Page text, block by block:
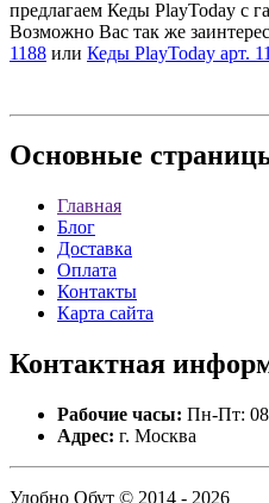
предлагаем Кеды PlayToday с
Возможно Вас так же
1188 или Кеды PlayToday арт.
Основные
Главная
Блог
Доставка
Оплата
Контакты
Карта сайта
Контактная
Рабочие часы: Пн-Пт:
Адрес: г. Москва
Удобно Обут © 2014 - 2026